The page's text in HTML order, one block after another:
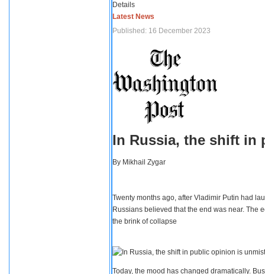
Details
Latest News
Published: 16 December 2023
In Russia, the shift in
By Mikhail Zygar
Twenty months ago, after Vladimir Putin had
Russians believed that the end was near. The
the brink of collapse
Today, the mood has changed dramatically.